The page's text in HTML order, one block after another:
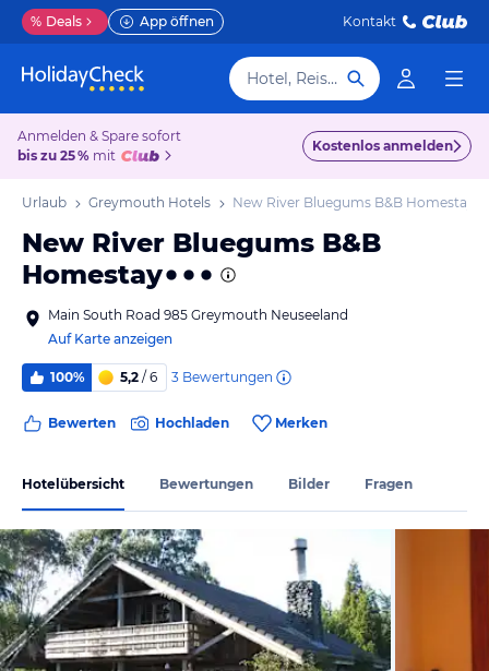
% Deals App öffnen Kontakt
Hotel, Reiseziel
Anmelden & Spare sofort
bis zu 25 % mit
Kostenlos anmelden
Urlaub Greymouth Hotels New River Bluegums B&B Homestay
New River Bluegums B&B
Homestay
Main South Road 985 Greymouth Neuseeland
Auf Karte anzeigen
100% 5,2 / 6 3 Bewertungen
Bewerten Hochladen Merken
Hotelübersicht Bewertungen Bilder Fragen